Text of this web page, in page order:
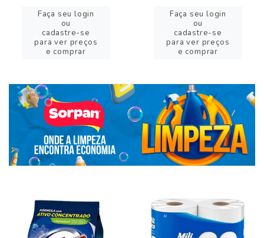
Faça seu login
ou
cadastre-se
para ver preços
e comprar
Faça seu login
ou
cadastre-se
para ver preços
e comprar